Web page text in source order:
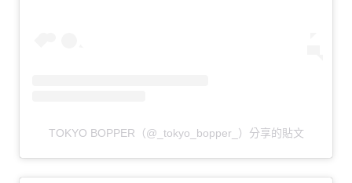
TOKYO BOPPER（@_tokyo_bopper_）分享的貼文